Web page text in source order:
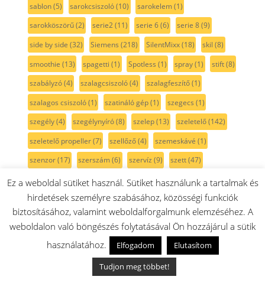
sablon(5) sarokcsiszoló(10) sarokelem(1)
sarokköszörű(2) serie2(11) serie 6(6) serie 8(9)
side by side (32) Siemens (218) SilentMixx(18) skil (8)
smoothie (13) spagetti (1) Spotless (1) spray(1) stift(8)
szabályzó(4) szalagcsiszoló(4) szalagfeszítő(1)
szalagos csiszoló(1) szatináló gép(1) szegecs (1)
szegély(4) szegélynyíró(8) szelep(13) szeletelő(142)
szeletelő propeller(7) szellőző(4) szemeskávé (1)
szenzor(17) szerszám(6) szervíz (9) szett(47)
szikra(11) szikrafej(2) szikragyűjtó(8) szikráztató(6)
szilikon(13) szilikonzsír (2) szimering (28) szitaszűrő(5)
szivattyú(29) szivattyúház(4) szán (4) szárny(3)
szárítógépajtó(13) szárítógép szíj(15)
(4) szénfilter(4) szénkefe(41)
szénkefe tartó(4) szénszűrő
Ez a weboldal sütiket használ. Sütiket használunk a tartalmak és
hirdetések személyre szabásához, közösségi funkciók
biztosításához, valamint weboldalforgalmunk elemzéséhez. A
weboldalon való böngészés folytatásával Ön hozzájárul a sütik
használatához.
Elfogadom
Elutasítom
Tudjon meg többet!